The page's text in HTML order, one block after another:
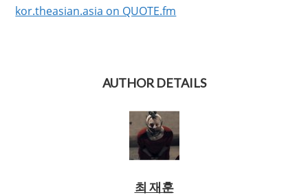
kor.theasian.asia on QUOTE.fm
AUTHOR DETAILS
최 재훈